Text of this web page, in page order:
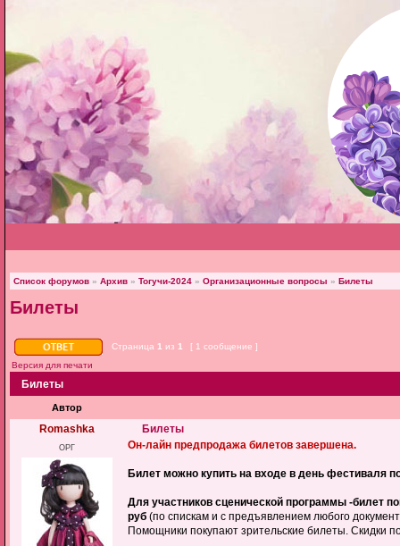
Список форумов » Архив » Тогучи-2024 » Организационные вопросы » Билеты
Билеты
Страница 1 из 1
[ 1 сообщение ]
Версия для печати
Билеты
Автор
Romashka
ОРГ
Билеты
Он-лайн предпродажа билетов завершена.
Билет можно купить на входе в день фестиваля
Для участников сценической программы -билет
руб (по спискам и с предъявлением любого
Помощники покупают зрительские билеты. Скидки